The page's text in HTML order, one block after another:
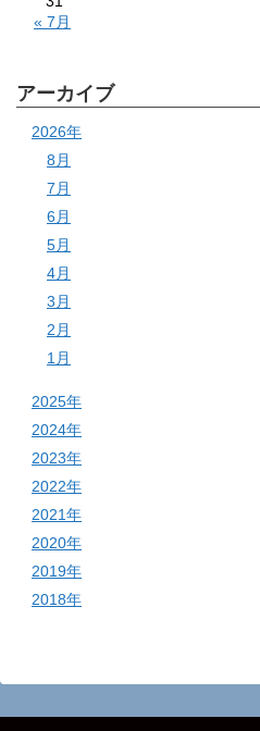
« 7月
アーカイブ
2026年
8月
7月
6月
5月
4月
3月
2月
1月
2025年
2024年
2023年
2022年
2021年
2020年
2019年
2018年